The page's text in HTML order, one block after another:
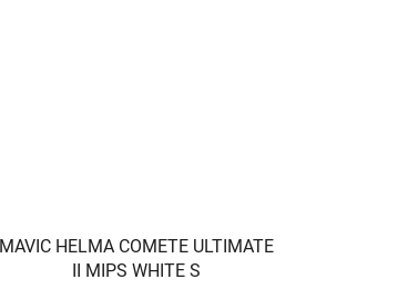
MAVIC HELMA COMETE ULTIMATE
II MIPS WHITE S